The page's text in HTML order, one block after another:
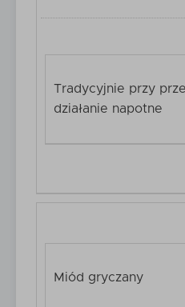
Tradycyjnie przy
działanie napotne
Miód gryczany